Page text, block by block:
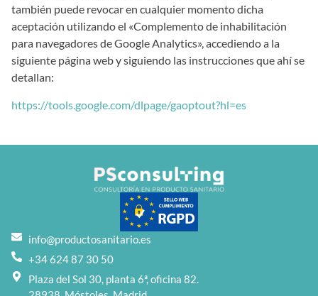
también puede revocar en cualquier momento dicha
aceptación utilizando el «Complemento de inhabilitación
para navegadores de Google Analytics», accediendo a la
siguiente página web y siguiendo las instrucciones que ahí se
detallan:
https://tools.google.com/dlpage/gaoptout?hl=es
info@productosanitario.es
+34 624 87 30 50
Plaza del Sol 30, planta 6ª, oficina 82.